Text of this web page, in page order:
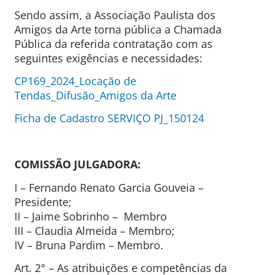
Sendo assim, a Associação Paulista dos
Amigos da Arte torna pública a Chamada
Pública da referida contratação com as
seguintes exigências e necessidades:
CP169_2024_Locação de
Tendas_Difusão_Amigos da Arte
Ficha de Cadastro SERVIÇO PJ_150124
COMISSÃO JULGADORA:
I – Fernando Renato Garcia Gouveia –
Presidente;
II – Jaime Sobrinho – Membro
III – Claudia Almeida – Membro;
IV – Bruna Pardim – Membro.
Art. 2° – As atribuições e competências da